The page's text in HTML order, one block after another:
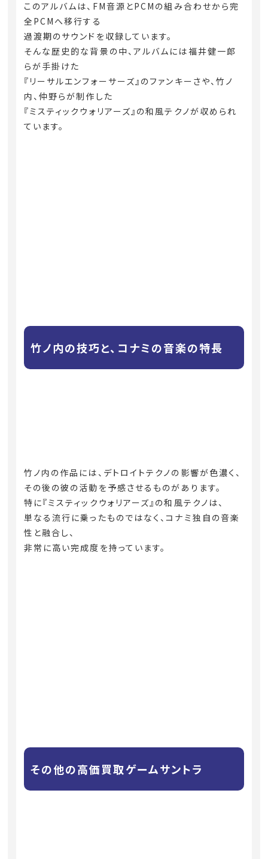
このアルバムは、FM音源とPCMの組み合わせから完
全PCMへ移行する
過渡期のサウンドを収録しています。
そんな歴史的な背景の中、アルバムには福井健一郎
らが手掛けた
『リーサルエンフォーサーズ』のファンキーさや、竹ノ
内、仲野らが制作した
『ミスティックウォリアーズ』の和風テクノが収められ
ています。
竹ノ内の技巧と、コナミの音楽の特長
竹ノ内の作品には、デトロイトテクノの影響が色濃く、
その後の彼の活動を予感させるものがあります。
特に『ミスティックウォリアーズ』の和風テクノは、
単なる流行に乗ったものではなく、コナミ独自の音楽
性と融合し、
非常に高い完成度を持っています。
その他の高価買取ゲームサントラ